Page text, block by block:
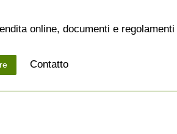
online, documenti e regolamenti
Contatto